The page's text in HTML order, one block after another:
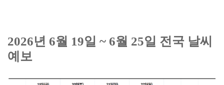
2026년 6월 19일 ~ 6월 25일 전국 날씨
예보